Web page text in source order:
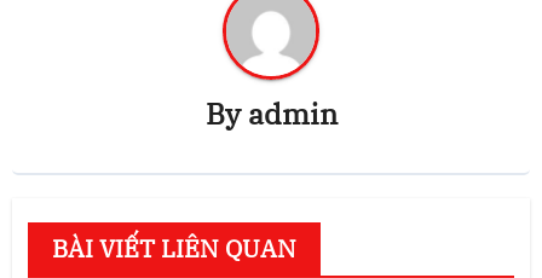
Byadmin
BÀI VIẾT LIÊN QUAN